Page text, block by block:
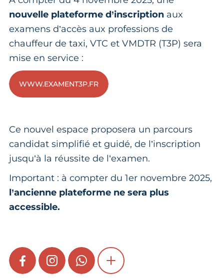
nouvelle plateforme d’inscription aux
examens d’accès aux professions de
chauffeur de taxi, VTC et VMDTR (T3P) sera
mise en service :
WWW.EXAMENT3P.FR
Ce nouvel espace proposera un parcours
candidat simplifié et guidé, de l’inscription
jusqu’à la réussite de l’examen.
Important : à compter du 1er novembre 2025,
l’ancienne plateforme ne sera plus
accessible.
FACEBOOKINSTAGRAMWHATSAPPSHOW MORE